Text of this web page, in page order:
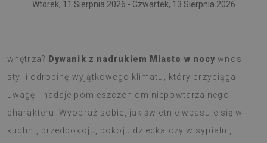
Wtorek, 11 Sierpnia 2026 - Czwartek, 13 Sierpnia 2026
wnętrza? Dywanik z nadrukiem Miasto w nocy wnosi
styl i odrobinę wyjątkowego klimatu, który przyciąga
uwagę i nadaje pomieszczeniom niepowtarzalnego
charakteru. Wyobraź sobie, jak świetnie wpasuje się w
kuchni, przedpokoju, pokoju dziecka czy w sypialni,